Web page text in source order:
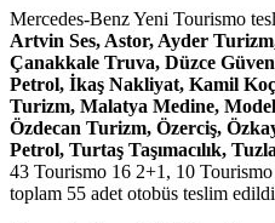
Mercedes-Benz Yeni Tourismo
Artvin Ses, Astor, Ayder
Çanakkale Truva, Düzce
Petrol, İkaş Nakliyat, Kamil
Turizm, Malatya Medine,
Özdecan Turizm, Özerciş,
Petrol, Turtaş Taşımacılık,
43 Tourismo 16 2+1, 10
toplam 55 adet otobüs teslim